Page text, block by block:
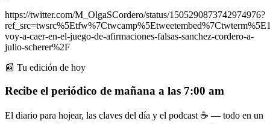
https://twitter.com/M_OlgaSCordero/status/1505290873742974976?
voy-a-caer-en-el-juego-de-afirmaciones-falsas-sanchez-cordero-a-
julio-scherer%2F
📰 Tu edición de hoy
Recibe el periódico de mañana a las 7:00 am
El diario para hojear, las claves del día y el podcast ☕ — todo en un